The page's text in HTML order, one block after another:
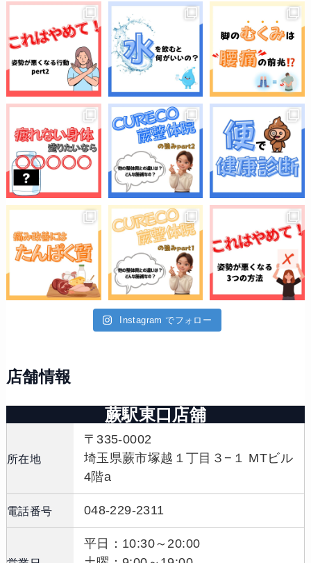
Instagram でフォロー
店舗情報
蕨駅東口店舖
所在地
〒335-0002
埼玉県蕨市塚越１丁目３−１ MTビル
4階a
電話番号 048-229-2311
平日：10:30～20:00